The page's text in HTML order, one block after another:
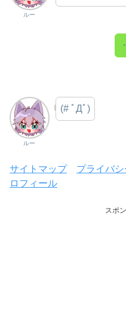
ルー
ルー
(# ﾟДﾟ)
サイトマップ プライバ
ロフィール
スポ